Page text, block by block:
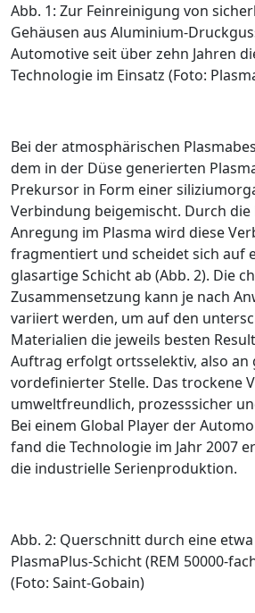
Abb. 1: Zur Feinreinigung von
Gehäusen aus Aluminium-
Automotive seit über zehn Jahren
Technologie im Einsatz (Foto:
Bei der atmosphärischen
dem in der Düse generierten
Prekursor in Form einer
Verbindung beigemischt. Durch
Anregung im Plasma wird diese
fragmentiert und scheidet sich auf
glasartige Schicht ab (Abb. 2). Die
Zusammensetzung kann je nach
variiert werden, um auf den
Materialien die jeweils besten
Auftrag erfolgt ortsselektiv, also an
vordefinierter Stelle. Das trockene
umweltfreundlich, prozesssicher
Bei einem Global Player der
fand die Technologie im Jahr 2007
die industrielle ­Serienproduktion.
Abb. 2: Querschnitt durch eine
PlasmaPlus-Schicht (REM 50000-
(Foto: Saint-Gobain)